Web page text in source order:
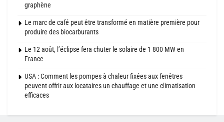
graphène
Le marc de café peut être transformé en matière première pour
produire des biocarburants
Le 12 août, l’éclipse fera chuter le solaire de 1 800 MW en
France
USA : Comment les pompes à chaleur fixées aux fenêtres
peuvent offrir aux locataires un chauffage et une climatisation
efficaces